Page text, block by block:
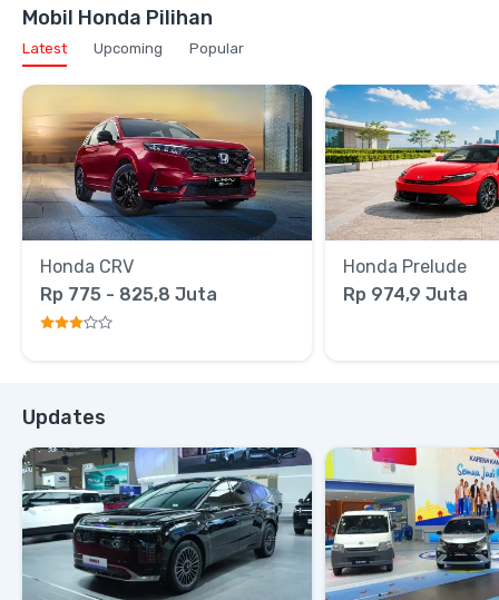
Mobil Honda Pilihan
Latest Upcoming Popular
Honda CRV
Rp 775 - 825,8 Juta
Honda Prelude
Rp 974,9 Juta
Updates